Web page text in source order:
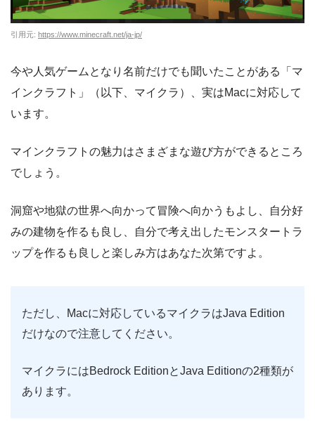
引用元: https://www.minecraft.net/ja-jp/
今や人気ゲームとなり名前だけでも聞いたことがある「マ
インクラフト」（以下、マイクラ）、実はMacに対応して
います。
マインクラフトの魅力はさまざまな遊び方ができるところ
でしょう。
洞窟や地獄の世界へ向かって冒険へ向かうもよし、自分好
みの建物を作るも良し、自分で考え出したモンスタートラ
ップを作るも良しと楽しみ方はあなた次第ですよ。
ただし、Macに対応しているマイクラはJava Edition
だけなので注意してください。
マイクラにはBedrock EditionとJava Editionの2種類が
あります。